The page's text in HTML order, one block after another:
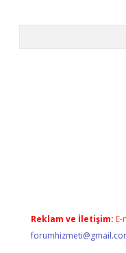
Reklam ve İletişim: E-